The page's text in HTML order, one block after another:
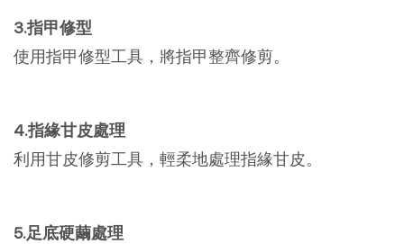
3.指甲修型
使用指甲修型工具，將指甲整齊修剪。
4.指緣甘皮處理
利用甘皮修剪工具，輕柔地處理指緣甘皮。
5.足底硬繭處理